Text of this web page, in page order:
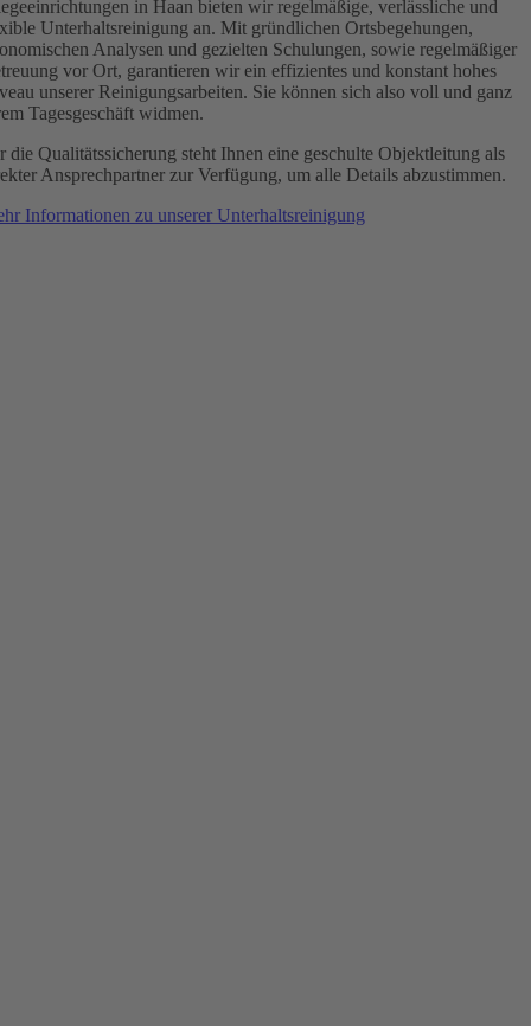
in Haan bieten wir regelmäßige, verlässliche und
Unterhaltsreinigung an. Mit gründlichen Ortsbegehungen,
Analysen und gezielten Schulungen, sowie regelmäßiger
vor Ort, garantieren wir ein effizientes und konstant hohes
unserer Reinigungsarbeiten. Sie können sich also voll und ganz
Tagesgeschäft widmen.
die Qualitätssicherung steht Ihnen eine geschulte Objektleitung als
Ansprechpartner zur Verfügung, um alle Details abzustimmen.
Informationen zu unserer Unterhaltsreinigung